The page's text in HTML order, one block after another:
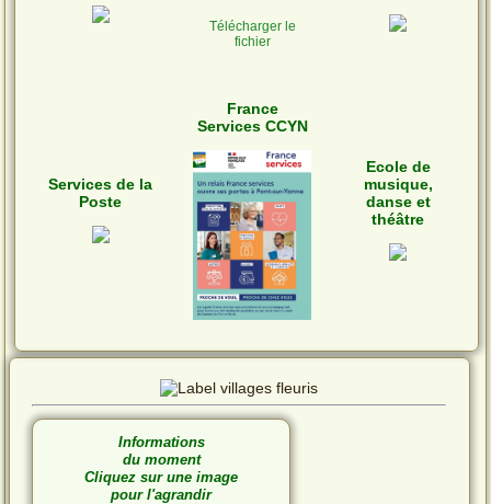
Télécharger le
fichier
Services de la
Poste
France
Services CCYN
Ecole de
musique,
danse et
théâtre
Informations
du moment
Cliquez sur une image
pour l'agrandir